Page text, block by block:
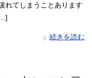
れてしまうことあります
続きを読む